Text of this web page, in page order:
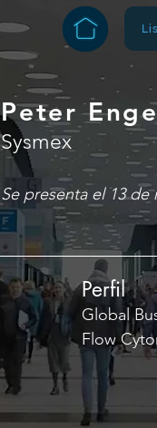
Peter
Sysmex
Se presenta el 13 de
Perfil
Global
Flow